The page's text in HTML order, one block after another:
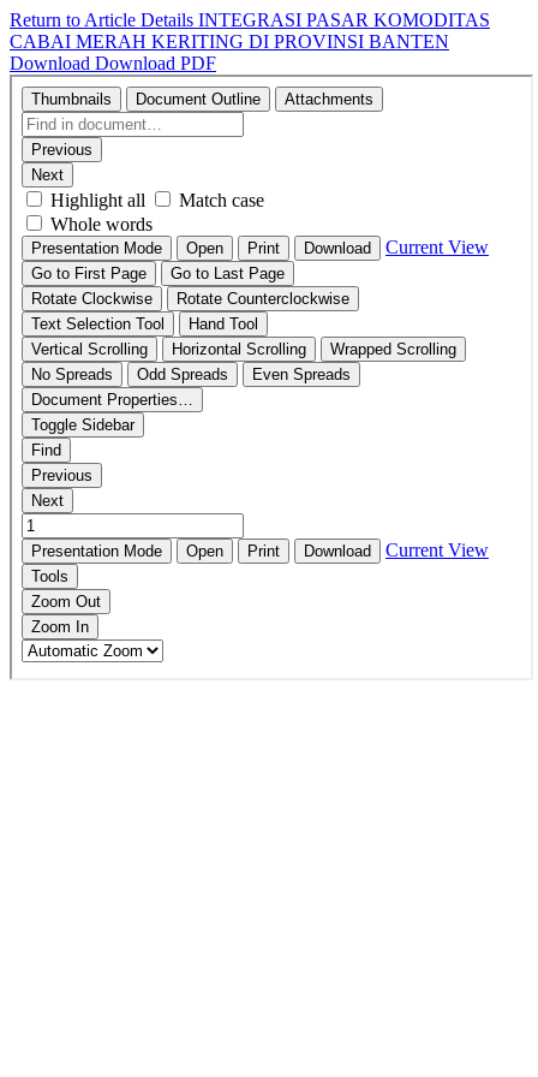
Return to Article Details INTEGRASI PASAR KOMODITAS
CABAI MERAH KERITING DI PROVINSI BANTEN
Download Download PDF